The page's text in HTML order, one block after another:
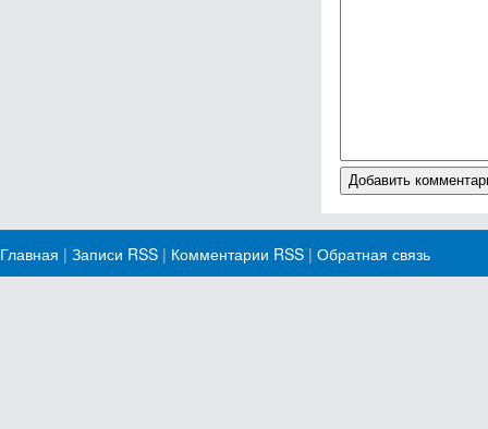
Главная | Записи RSS | Комментарии RSS | Обратная связь